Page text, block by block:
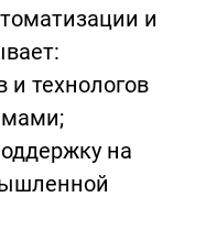
и
и технологов
на